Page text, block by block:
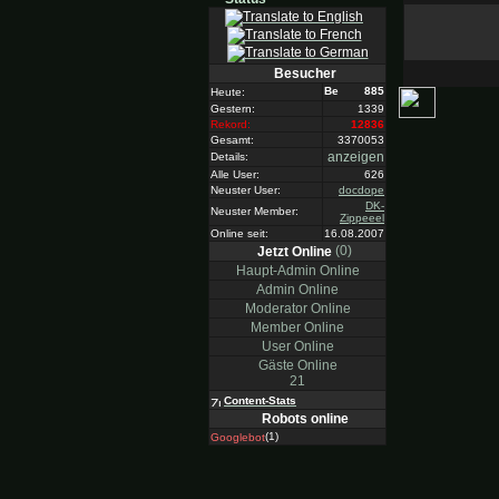
Besucher
Heute:
885
Gestern:
1339
Rekord:
12836
Gesamt:
3370053
Details:
anzeigen
Alle User:
626
Neuster User:
docdope
Neuster Member:
DK-
Zippeeel
Online seit:
16.08.2007
Jetzt Online (0)
Haupt-Admin Online
Admin Online
Moderator Online
Member Online
User Online
Gäste Online
21
Content-Stats
Robots online
Googlebot(1)